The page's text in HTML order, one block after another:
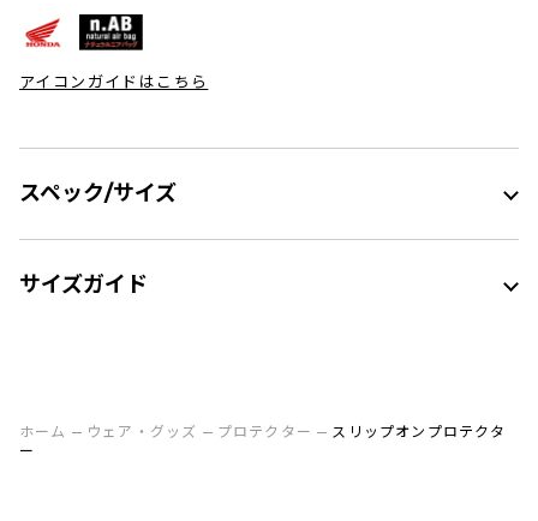
アイコンガイドはこちら
スペック/サイズ
サイズガイド
ホーム ウェア・グッズ プロテクター
スリップオンプロテクタ
ー